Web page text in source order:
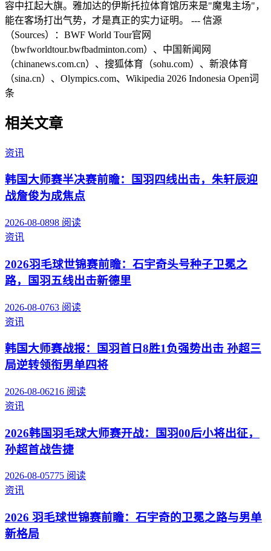
容中扛起大旗。雅加达的伊斯托拉体育馆历来是"魔鬼主场"，
能在客场打出气势，才是真正的实力证明。 --- 信源
（Sources）：BWF World Tour官网
（bwfworldtour.bwfbadminton.com）、中国新闻网
（chinanews.com.cn）、搜狐体育（sohu.com）、新浪体育
（sina.cn）、Olympics.com、Wikipedia 2026 Indonesia Open词
条
相关文章
资讯
韩国大师赛半决赛前瞻：国羽四线出击，朱轩辰迎
战詹俊为成焦点
2026-08-0898 阅读
资讯
2026羽毛球世锦赛前瞻：石宇奇头号种子卫冕之
路，国羽五线出击新德里
2026-08-0763 阅读
资讯
韩国大师赛战报：国羽首日8胜1负强势出击 孙超三
局逆转领衔男单四将
2026-08-06216 阅读
资讯
2026韩国羽毛球大师赛开战：国羽00后小将出征，
孙超首战告捷
2026-08-05775 阅读
资讯
2026 羽毛球世锦赛前瞻：石宇奇的卫冕之路与男单
新格局